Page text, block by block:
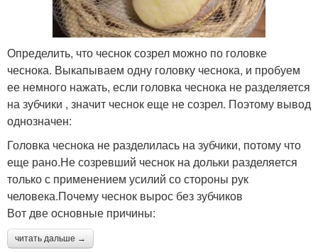
Однозубковый чеснок Двухзубцовый чеснок
Определить, что чеснок созрел можно по головке
чеснока. Выкапываем одну головку чеснока, и пробуем
ее немного нажать, если головка чеснока не разделяется
на зубчики , значит чеснок еще не созрел. Поэтому вывод
однозначен:
Головка чеснока не разделилась на зубчики, потому что
еще рано.Не созревший чеснок на дольки разделяется
только с применением усилий со стороны рук
человека.Почему чеснок вырос без зубчиков
Вот две основные причины:
читать дальше →